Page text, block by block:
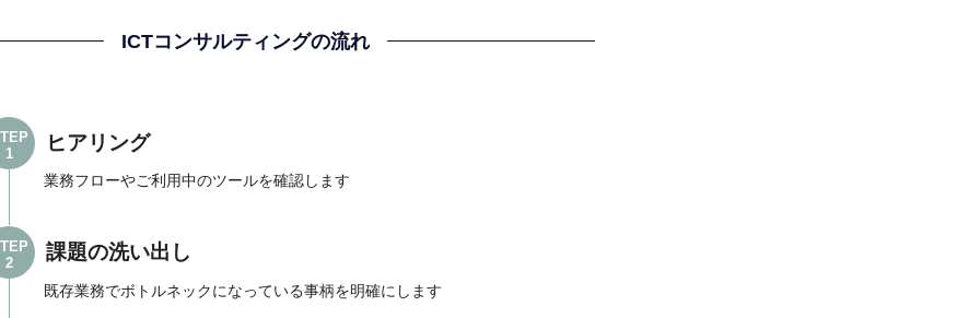
ICTコンサルティングの流れ
1
ヒアリング
業務フローやご利用中のツールを確認します
2
課題の洗い出し
既存業務でボトルネックになっている事柄を明確にします